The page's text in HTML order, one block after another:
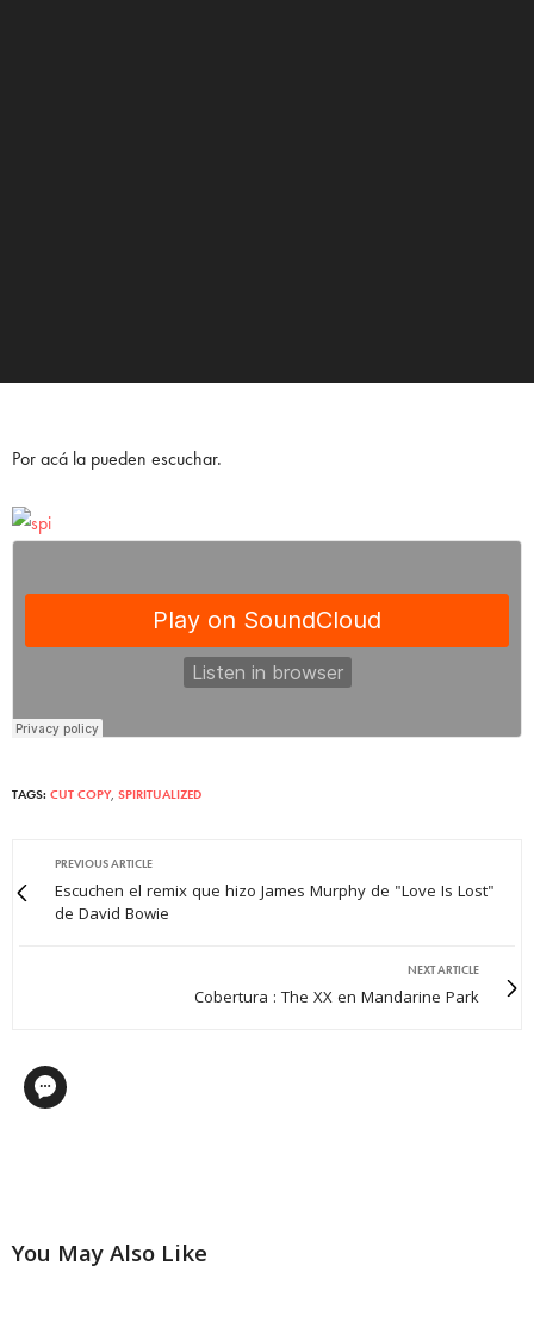
Por acá la pueden escuchar.
TAGS: CUT COPY, SPIRITUALIZED
PREVIOUS ARTICLE
Escuchen el remix que hizo James Murphy de "Love Is Lost"
de David Bowie
NEXT ARTICLE
Cobertura : The XX en Mandarine Park
You May Also Like